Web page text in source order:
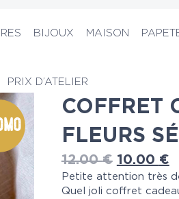
BIJOUX MAISON
PRIX D’ATELIER
COFFRET
FLEURS
12.00€ 10.00 €
Petite attention très
Quel joli coffret